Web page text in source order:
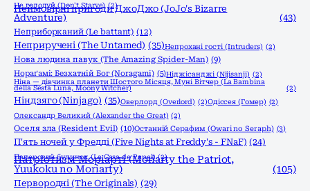
Не голодуй (Don't Starve) (2)
Неймовірні пригоди ДжоДжо (JoJo's Bizarre
Adventure)
(43)
Неприборканий (Le battant) (12)
Неприручені (The Untamed) (35)Непрохані гості (Intruders) (2)
Нова людина павук (The Amazing Spider-Man) (9)
Нораґамі: Безхатній Бог (Noragami) (5)Ніджісанджі (Nijisanji) (2)
Ніна — дівчинка планети Шостого Місяця, Муні Вітчер (La Bambina
della Sesta Luna, Moony Witcher)
(2)
Ніндзяго (Ninjago) (35)Оверлорд (Overlord) (2)Одіссея (Гомер) (2)
Олександр Великий (Alexander the Great) (2)
Оселя зла (Resident Evil) (10)Останній Серафим (Owari no Seraph) (3)
П'ять ночей у Фредді (Five Nights at Freddy's - FNaF) (24)
Паперовий будинок (La Casa de Papel) (2)
Патріотизм Моріарті (Moriarty the Patriot,
Yuukoku no Moriarty)
(105)
Первородні (The Originals) (29)